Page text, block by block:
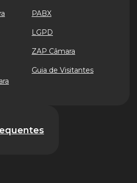
PABX
LGPD
ZAP Câmara
Guia de Visitantes